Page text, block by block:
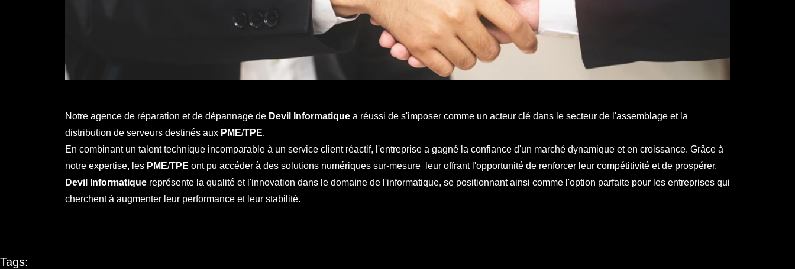
Notre agence de réparation et de dépannage de Devil Informatique a réussi de s'imposer comme un acteur clé dans le secteur de l'assemblage et la
distribution de serveurs destinés aux PME/TPE.
En combinant un talent technique incomparable à un service client réactif, l'entreprise a gagné la confiance d'un marché dynamique et en croissance. Grâce à
notre expertise, les PME/TPE ont pu accéder à des solutions numériques sur-mesure leur offrant l'opportunité de renforcer leur compétitivité et de prospérer.
Devil Informatique représente la qualité et l'innovation dans le domaine de l'informatique, se positionnant ainsi comme l'option parfaite pour les entreprises qui
cherchent à augmenter leur performance et leur stabilité.
Tags: